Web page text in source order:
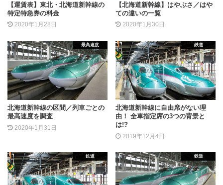
【運賃表】東北・北海道新幹線の
特定特急券の料金
2020年1月28日
【北海道新幹線】はやぶさ／はや
ての違いの一覧
2020年1月30日
最高速度
北海道新幹線の区間／列車ごとの
最高速度を調査
2020年1月31日
鉄道
北海道新幹線に自由席がない理
由！ 全車指定席の3つの背景と
は!?
2019年12月4日
鉄道 鉄道